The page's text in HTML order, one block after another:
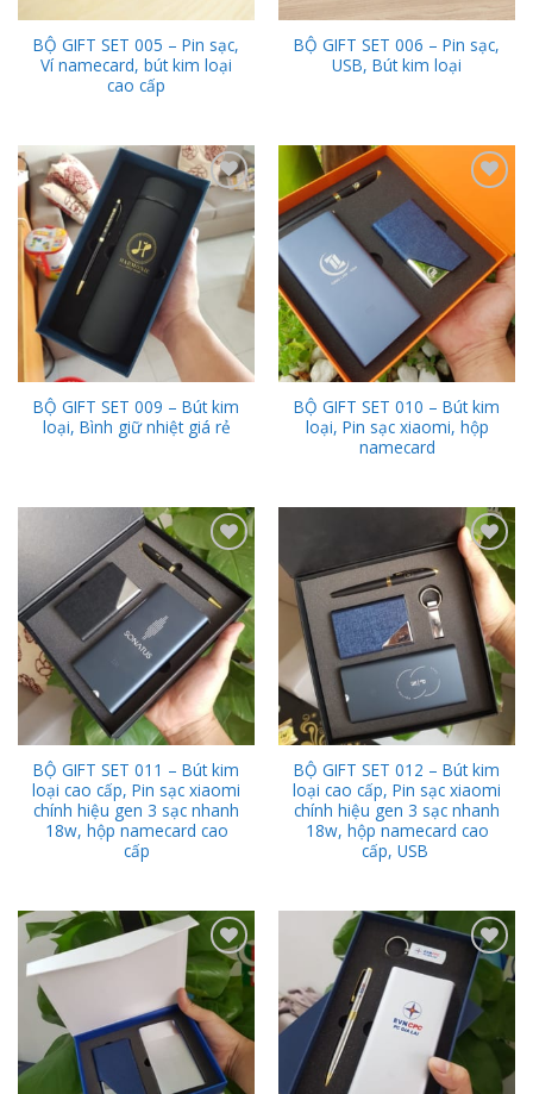
BỘ GIFT SET 005 – Pin sạc,
Ví namecard, bút kim loại
cao cấp
BỘ GIFT SET 006 – Pin sạc,
USB, Bút kim loại
Add to
Wishlist
BỘ GIFT SET 009 – Bút kim
loại, Bình giữ nhiệt giá rẻ
Add to
Wishlist
BỘ GIFT SET 010 – Bút kim
loại, Pin sạc xiaomi, hộp
namecard
Add to
Wishlist
BỘ GIFT SET 011 – Bút kim
loại cao cấp, Pin sạc xiaomi
chính hiệu gen 3 sạc nhanh
18w, hộp namecard cao
cấp
Add to
Wishlist
BỘ GIFT SET 012 – Bút kim
loại cao cấp, Pin sạc xiaomi
chính hiệu gen 3 sạc nhanh
18w, hộp namecard cao
cấp, USB
Add to
Wishlist
Add to
Wishlist